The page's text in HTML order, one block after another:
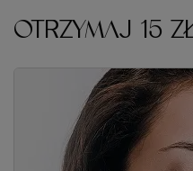
OTRZYMAJ 15